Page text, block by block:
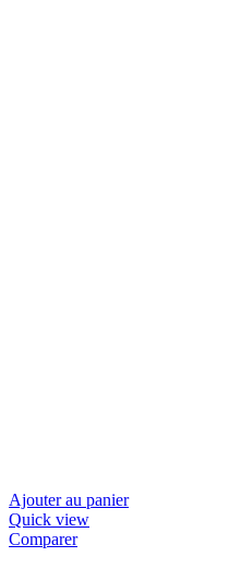
Ajouter au panier
Quick view
Comparer